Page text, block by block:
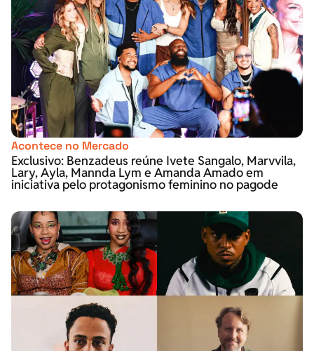
Acontece no Mercado
Exclusivo: Benzadeus reúne Ivete Sangalo, Marvvila,
Lary, Ayla, Mannda Lym e Amanda Amado em
iniciativa pelo protagonismo feminino no pagode